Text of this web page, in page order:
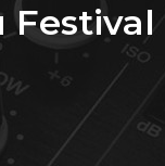
Festival